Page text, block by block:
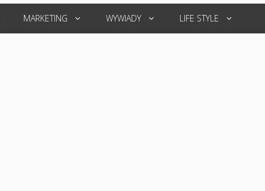
MARKETING WYWIADY LIFE STYLE